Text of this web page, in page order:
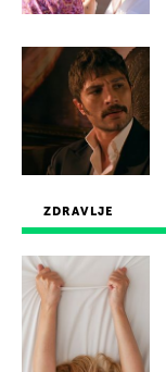
ZDRAVLJE